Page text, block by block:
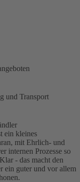
und Transport
ein kleines
mit Ehrlich- und
internen Prozesse so
- das macht den
ein guter und vor allem